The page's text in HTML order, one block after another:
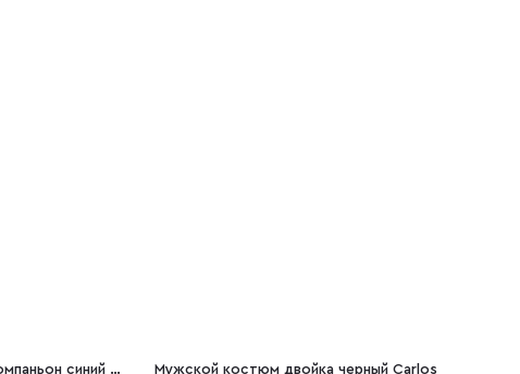
Мужской костюм тройка компаньон синий Gianni
Мужской костюм двойка черный Carlos